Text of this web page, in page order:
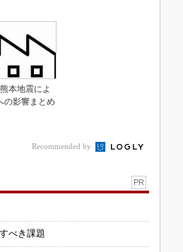
本地震によ
の影響まとめ
Recommended by
PR
べき課題